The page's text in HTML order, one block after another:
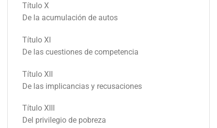
Título X
De la acumulación de autos
Título XI
De las cuestiones de competencia
Título XII
De las implicancias y recusaciones
Título XIII
Del privilegio de pobreza